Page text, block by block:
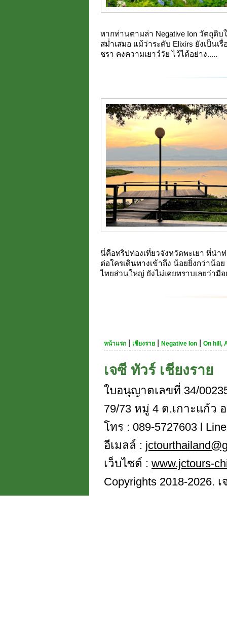
หากท่านตามล่า Negative Ion วัตถุดิบ
สม่ำเสมอ แม้ว่าระดับ Elixirs ยังเป็น
ชรา คงความเยาว์วัย ไว้ได้อย่าง.....
นี่คือทริปท่องเที่ยวจังหวัดพะเยา ที่นำ
ต่อใครเดินทางเข้าถึง น้อยยิ่งกว่าน้อ
ไทยส่วนใหญ่ ยังไม่เคยทราบเลยว่ามี
หน้าแรก เชียงราย Negative Ion On hill,
เจซี ทัวร์ เชียงราย
ใบอนุญาตเลขที่ 34/
79/73 หมู่ 4 ต.เกาะแก้ว
โทร : 089-5727603 l
อีเมลล์ :
เว็บไซต์ : www.jctours-
Copyrights 2018-2026.